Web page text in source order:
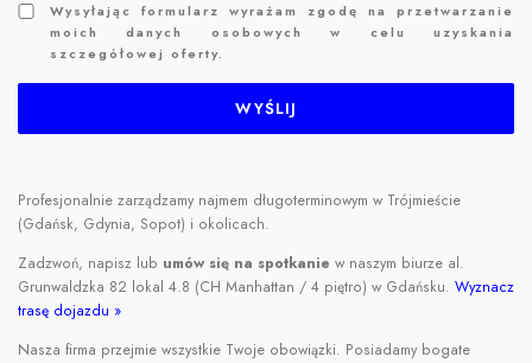
Wysyłając formularz wyrażam zgodę na przetwarzanie
moich danych osobowych w celu uzyskania
szczegółowej oferty.
Profesjonalnie zarządzamy najmem długoterminowym w Trójmieście
(Gdańsk, Gdynia, Sopot) i okolicach.
Zadzwoń, napisz lub umów się na spotkanie w naszym biurze al.
Grunwaldzka 82 lokal 4.8 (CH Manhattan / 4 piętro) w Gdańsku. Wyznacz
trasę dojazdu »
Nasza firma przejmie wszystkie Twoje obowiązki. Posiadamy bogate